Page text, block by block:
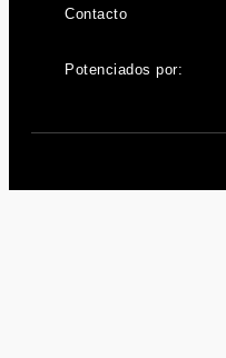
Contacto
Potenciados por: